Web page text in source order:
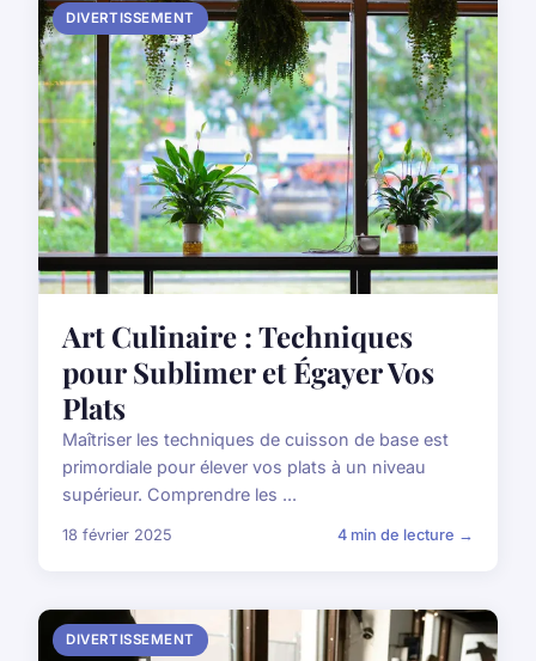
DIVERTISSEMENT
Art Culinaire : Techniques
pour Sublimer et Égayer Vos
Plats
Maîtriser les techniques de cuisson de base est
primordiale pour élever vos plats à un niveau
supérieur. Comprendre les ...
18 février 2025 4 min de lecture →
DIVERTISSEMENT